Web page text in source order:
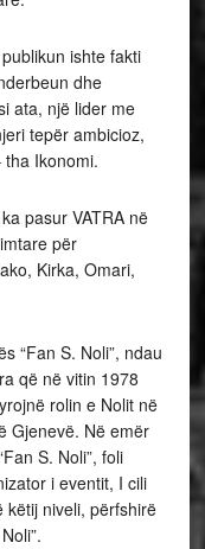
ishte fakti
dhe
ata, një lider me
tepër ambicioz,
tha Ikonomi.
pasur VATRA në
për
Kirka, Omari,
“Fan S. Noli”, ndau
që në vitin 1978
rolin e Nolit në
Gjenevë. Në emër
S. Noli”, foli
i eventit, I cili
këtij niveli, përfshirë